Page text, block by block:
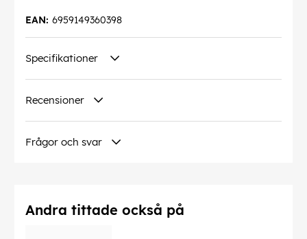
6959149360398
EAN:
Specifikationer
Recensioner
Frågor och svar
Andra tittade också på